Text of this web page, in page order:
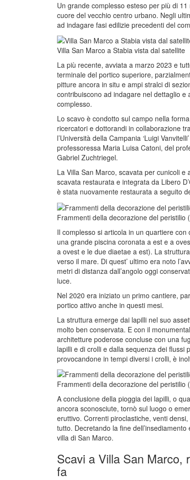
Un grande complesso esteso per più di
cuore del vecchio centro urbano. Negli
ad indagare fasi edilizie precedenti del
Villa San Marco a Stabia vista dal satellite
La più recente, avviata a marzo 2023 e
terminale del portico superiore,
pitture ancora in situ e ampi stralci di
contribuiscono ad indagare nel dettaglio
complesso.
Lo scavo è condotto sul campo nella
ricercatori e dottorandi in collaborazione
l’Università della Campania ‘Luigi
professoressa Maria Luisa Catoni, del
Gabriel Zuchtriegel.
La Villa San Marco, scavata per cunicoli
scavata restaurata e integrata da Libero
è stata nuovamente restaurata a seguito
Frammenti della decorazione del peristilio
Il complesso si articola in un quartiere
una grande piscina coronata a est e a
a ovest e le due diaetae a est). La
verso il mare. Di quest’ ultimo era noto
metri di distanza dall’angolo oggi
luce.
Nel 2020 era iniziato un primo cantiere,
portico attivo anche in questi mesi.
La struttura emerge dai lapilli nel suo
molto ben conservata. E con il
architetture poderose concluse con una
lapilli e di crolli e dalla sequenza dei
provocandone in tempi diversi i crolli, è
Frammenti della decorazione del peristilio
A conclusione della pioggia dei lapilli, o
ancora sconosciute, tornò sul luogo o
eruttivo. Correnti piroclastiche, venti
tutto. Decretando la fine
villa di San Marco.
Scavi a Villa San Marco,
fa